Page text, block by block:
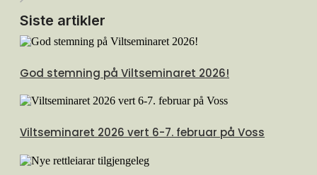
Siste artikler
God stemning på Viltseminaret 2026!
Viltseminaret 2026 vert 6-7. februar på Voss